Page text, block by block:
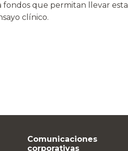
fondos que permitan llevar esta
clínico.
Comunicaciones
corporativas